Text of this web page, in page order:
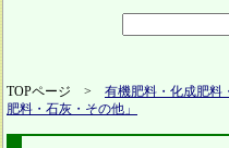
TOPページ > 有機肥料・化成肥料
肥料・石灰・その他」